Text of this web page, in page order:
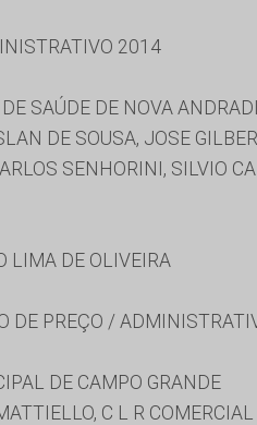
2014
SAÚDE DE NOVA
DE SOUSA, JOSE
SENHORINI, SILVIO
LIMA DE OLIVEIRA
DE PREÇO /
DE CAMPO GRANDE
C L R